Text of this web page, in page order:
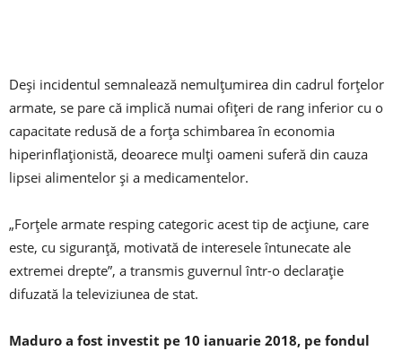
Deşi incidentul semnalează nemulţumirea din cadrul forţelor
armate, se pare că implică numai ofiţeri de rang inferior cu o
capacitate redusă de a forţa schimbarea în economia
hiperinflaţionistă, deoarece mulţi oameni suferă din cauza
lipsei alimentelor şi a medicamentelor.
„Forţele armate resping categoric acest tip de acţiune, care
este, cu siguranţă, motivată de interesele întunecate ale
extremei drepte”, a transmis guvernul într-o declaraţie
difuzată la televiziunea de stat.
Maduro a fost investit pe 10 ianuarie 2018, pe fondul